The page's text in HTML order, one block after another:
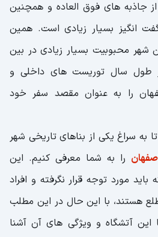
جاذبه های فوق العاده و همچنین
انگیز بسیار زیادی است. همین
محبوبیت بسیار زیادی در بین
طول سال توریست های داخلی و
را به عنوان مقصد سفر خود
به سراغ یکی از بناهای تاریخی شهر
را به شما معرفی کنیم. این
مورد توجه قرار نگرفته و افراد
هستند، با این حال در این مطلب
آتشگاه و ویژگی های آن آشنا